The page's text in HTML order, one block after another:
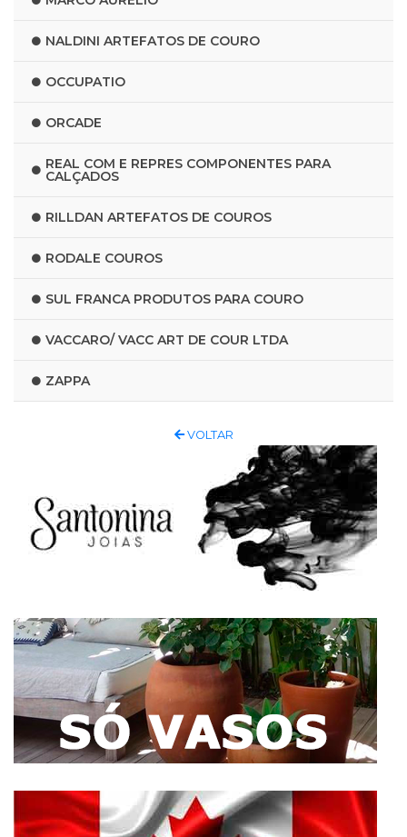
NALDINI ARTEFATOS DE COURO
OCCUPATIO
ORCADE
REAL COM E REPRES COMPONENTES PARA
CALÇADOS
RILLDAN ARTEFATOS DE COUROS
RODALE COUROS
SUL FRANCA PRODUTOS PARA COURO
VACCARO/ VACC ART DE COUR LTDA
ZAPPA
VOLTAR